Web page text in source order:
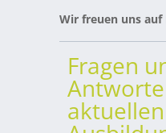
Wir freuen uns auf
Fragen
aktuellen